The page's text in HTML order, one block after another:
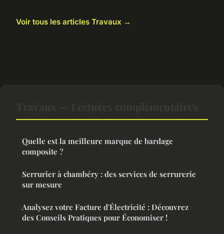
Voir tous les articles Travaux →
Quelle est la meilleure marque de bardage
composite ?
Serrurier à chambéry : des services de serrurerie
sur mesure
Analysez votre Facture d'Électricité : Découvrez
des Conseils Pratiques pour Économiser !